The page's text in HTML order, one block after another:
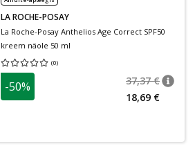
LA ROCHE-POSAY
La Roche-Posay Anthelios Age Correct SPF50
kreem näole 50 ml
(0)
Keskmine hinnang 0.00
-50% 37,37 €
18,69 €